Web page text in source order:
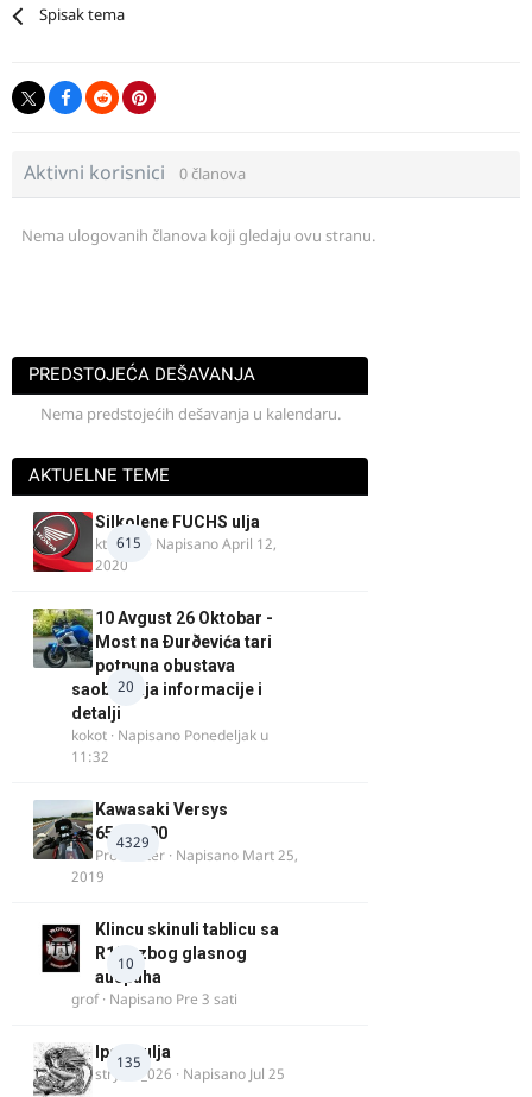
Spisak tema
Aktivni korisnici 0 članova
Nema ulogovanih članova koji gledaju ovu stranu.
PREDSTOJEĆA DEŠAVANJA
Nema predstojećih dešavanja u kalendaru.
AKTUELNE TEME
615
Silkolene FUCHS ulja
ktm600 · NapisanoApril 12,
2020
20
10 Avgust 26 Oktobar -
Most na Ðurðevića tari
potpuna obustava
saobraćaja informacije i
detalji
kokot · Napisano Ponedeljak u
11:32
4329
Kawasaki Versys
650/1000
ProMaster · Napisano Mart 25,
2019
10
Klincu skinuli tablicu sa
R125 zbog glasnog
auspuha
grof· Napisano Pre 3 sati
135
Ipone ulja
stryker_026 · Napisano Jul 25